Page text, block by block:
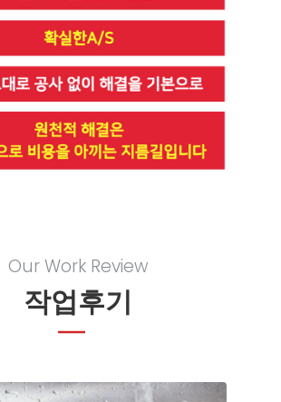
Our Work Review
작업후기